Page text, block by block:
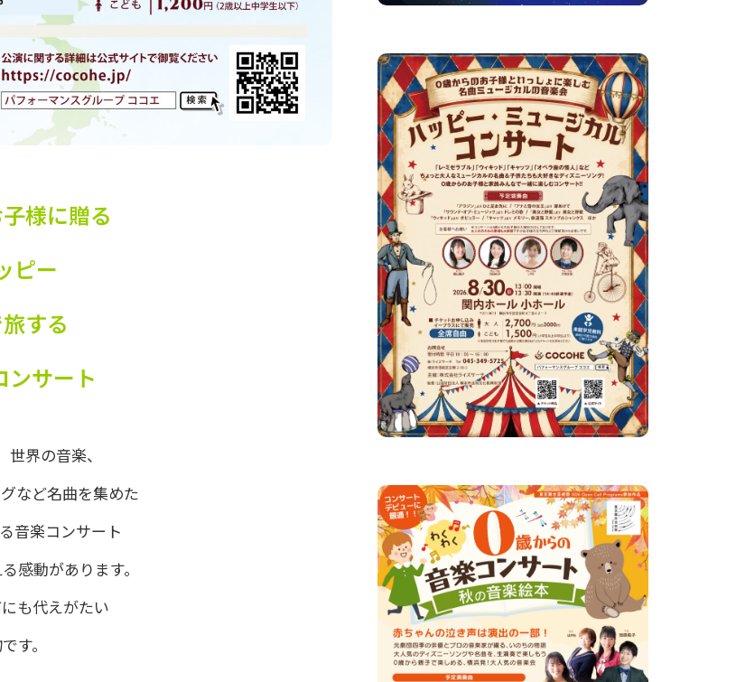
様に贈る
ピー
する
ンサート
界の音楽、
など名曲を集めた
音楽コンサート
感動があります。
も代えがたい
す。